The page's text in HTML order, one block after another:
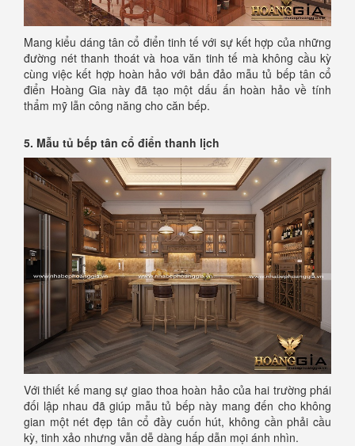
Mang kiểu dáng tân cổ điển tinh tế với sự kết hợp của những
đường nét thanh thoát và hoa văn tinh tế mà không cầu kỳ
cùng việc kết hợp hoàn hảo với bản đảo mẫu tủ bếp tân cổ
điển Hoàng Gia này đã tạo một dấu ấn hoàn hảo về tính
thẩm mỹ lẫn công năng cho căn bếp.
5. Mẫu tủ bếp tân cổ điển thanh lịch
Với thiết kế mang sự giao thoa hoàn hảo của hai trường phái
đối lập nhau đã giúp mẫu tủ bếp này mang đến cho không
gian một nét đẹp tân cổ đầy cuốn hút, không cần phải cầu
kỳ, tinh xảo nhưng vẫn dễ dàng hấp dẫn mọi ánh nhìn.